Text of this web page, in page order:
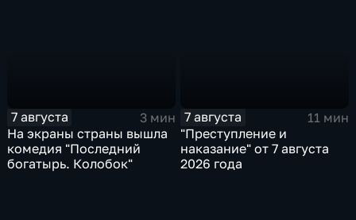
7 августа
3 мин
На экраны страны вышла
комедия "Последний
богатырь. Колобок"
7 августа
11 мин
"Преступление и
наказание" от 7 августа
2026 года